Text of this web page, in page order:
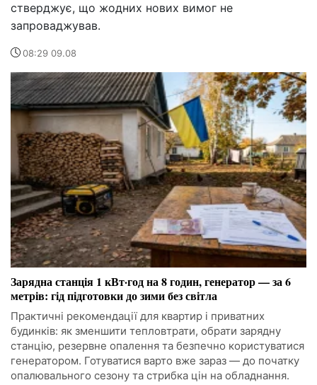
стверджує, що жодних нових вимог не
запроваджував.
08:29 09.08
Зарядна станція 1 кВт·год на 8 годин, генератор — за 6
метрів: гід підготовки до зими без світла
Практичні рекомендації для квартир і приватних
будинків: як зменшити тепловтрати, обрати зарядну
станцію, резервне опалення та безпечно користуватися
генератором. Готуватися варто вже зараз — до початку
опалювального сезону та стрибка цін на обладнання.